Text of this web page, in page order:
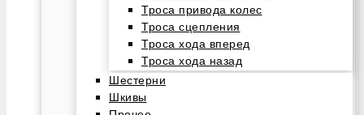
Троса привода колес
Троса сцепления
Троса хода вперед
Троса хода назад
Шестерни
Шкивы